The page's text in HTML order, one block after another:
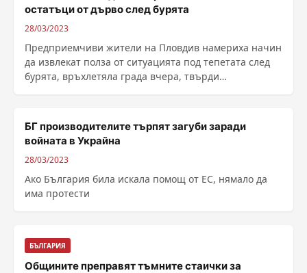
остатъци от дърво след бурята
28/03/2023
Предприемчиви жители на Пловдив намериха начин
да извлекат полза от ситуацията под тепетата след
бурята, връхлетяла града вчера, твърди
БГ производителите търпят загуби заради
войната в Украйна
28/03/2023
Ако България била искала помощ от ЕС, нямало да
има протести
БЪЛГАРИЯ
Общините преправят тъмните стаички за